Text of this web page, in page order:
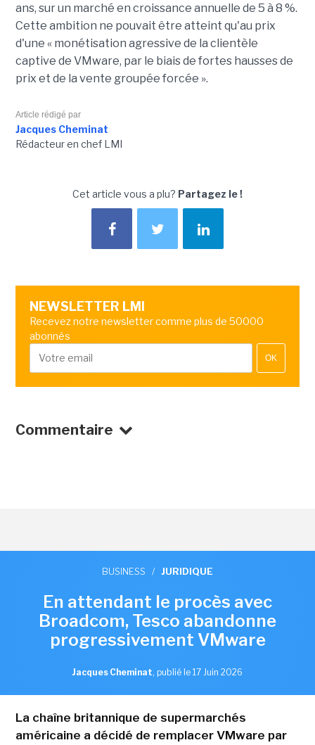
ans, sur un marché en croissance annuelle de 5 à 8 %.
Cette ambition ne pouvait être atteint qu'au prix
d'une « monétisation agressive de la clientèle
captive de VMware, par le biais de fortes hausses de
prix et de la vente groupée forcée ».
Article rédigé par
Jacques Cheminat
Rédacteur en chef LMI
Cet article vous a plu? Partagez le !
NEWSLETTER LMI
Recevez notre newsletter comme plus de 50000
abonnés
OK
Commentaire
BUSINESS / JURIDIQUE
En attendant le procès avec
Broadcom, Tesco abandonne
progressivement VMware
Jacques Cheminat, publié le 17 Juin 2026
La chaîne britannique de supermarchés
américaine a décidé de remplacer VMware par